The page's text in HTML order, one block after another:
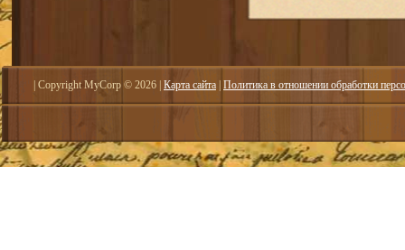
| Copyright MyCorp © 2026 | Карта сайта | Политика в отношении обработки